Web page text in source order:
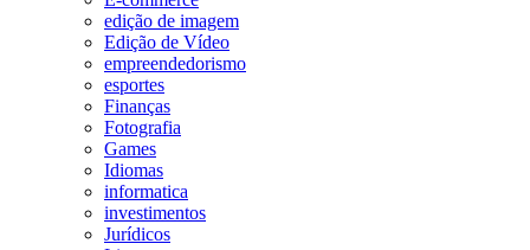
edição de imagem
Edição de Vídeo
empreendedorismo
esportes
Finanças
Fotografia
Games
Idiomas
informatica
investimentos
Jurídicos